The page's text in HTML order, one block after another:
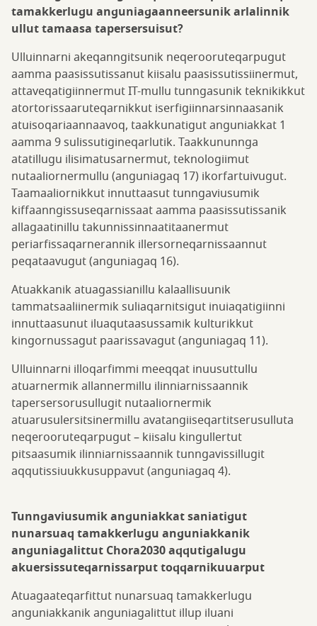
tamakkerlugu anguniagaanneersunik arlalinnik
ullut tamaasa tapersersuisut?
Ulluinnarni akeqanngitsunik neqerooruteqarpugut
aamma paasissutissanut kiisalu paasissutissiinermut,
attaveqatigiinnermut IT-mullu tunngasunik teknikikkut
atortorissaaruteqarnikkut iserfigiinnarsinnaasanik
atuisoqariaannaavoq, taakkunatigut anguniakkat 1
aamma 9 sulissutigineqarlutik. Taakkununnga
atatillugu ilisimatusarnermut, teknologiimut
nutaaliornermullu (anguniagaq 17) ikorfartuivugut.
Taamaaliornikkut innuttaasut tunngaviusumik
kiffaanngissuseqarnissaat aamma paasissutissanik
allagaatinillu takunnissinnaatitaanermut
periarfissaqarnerannik illersorneqarnissaannut
peqataavugut (anguniagaq 16).
Atuakkanik atuagassianillu kalaallisuunik
tammatsaaliinermik suliaqarnitsigut inuiaqatigiinni
innuttaasunut iluaqutaasussamik kulturikkut
kingornussagut paarissavagut (anguniagaq 11).
Ulluinnarni illoqarfimmi meeqqat inuusuttullu
atuarnermik allannermillu ilinniarnissaannik
tapersersorusullugit nutaaliornermik
atuarusulersitsinermillu avatangiiseqartitserusulluta
neqerooruteqarpugut – kiisalu kingullertut
pitsaasumik ilinniarnissaannik tunngavissillugit
aqqutissiuukkusuppavut (anguniagaq 4).
Tunngaviusumik anguniakkat saniatigut
nunarsuaq tamakkerlugu anguniakkanik
anguniagalittut Chora2030 aqqutigalugu
akuersissuteqarnissarput toqqarnikuuarput
Atuagaateqarfittut nunarsuaq tamakkerlugu
anguniakkanik anguniagalittut illup iluani